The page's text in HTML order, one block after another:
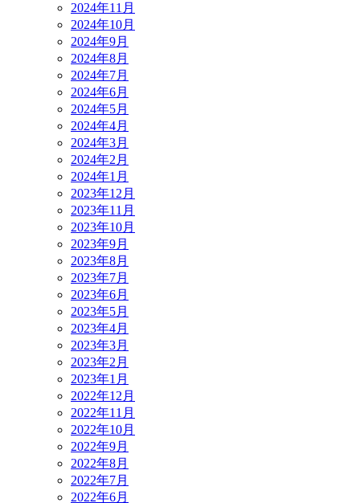
2024年11月
2024年10月
2024年9月
2024年8月
2024年7月
2024年6月
2024年5月
2024年4月
2024年3月
2024年2月
2024年1月
2023年12月
2023年11月
2023年10月
2023年9月
2023年8月
2023年7月
2023年6月
2023年5月
2023年4月
2023年3月
2023年2月
2023年1月
2022年12月
2022年11月
2022年10月
2022年9月
2022年8月
2022年7月
2022年6月